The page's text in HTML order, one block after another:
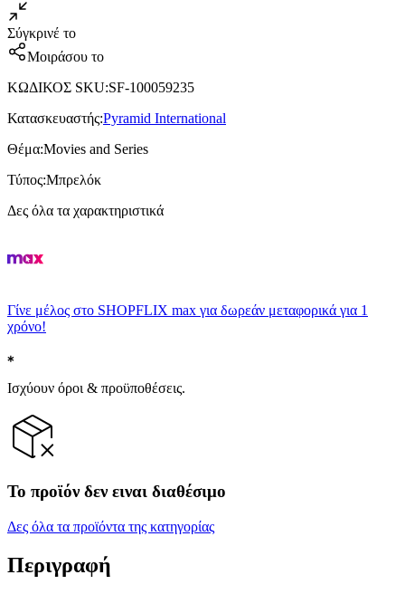
Σύγκρινέ το
Μοιράσου το
ΚΩΔΙΚΟΣ SKU:SF-100059235
Κατασκευαστής:Pyramid International
Θέμα:Movies and Series
Τύπος:Μπρελόκ
Δες όλα τα χαρακτηριστικά
Γίνε μέλος στο SHOPFLIX max για δωρεάν μεταφορικά για 1
χρόνο!
Ισχύουν όροι & προϋποθέσεις.
Το προϊόν δεν ειναι διαθέσιμο
Δες όλα τα προϊόντα της κατηγορίας
Περιγραφή